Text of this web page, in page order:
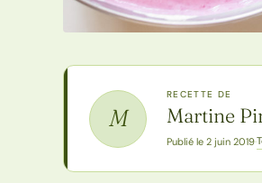
M
RECETTE DE
Martine
Publié le 2 juin 2019·